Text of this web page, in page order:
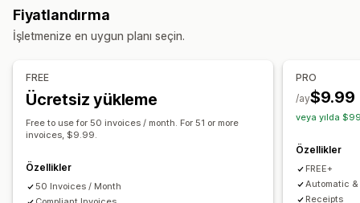
Özelleştirme
Gönderen e-postası
Barkodlar
Logolar
Çoklu para birimi
Dosya yönetimi
Toplu indirme
E-posta otomasyonu
PDF oluşturma
Veri güvenliği
Ardışık numaralandırma
Vergi hesaplama
Raporlama ve dosyalama
Eyaletler arası vergi beyanı SST beyanı
Yerel vergi beyannameleri
Fiyatlandırma
İşletmenize en uygun planı seçin.
FREE
Ücretsiz yükleme
Free to use for 50 invoices / month. For 51 or more
invoices, $9.99.
Özellikler
50 Invoices / Month
PRO
$9.99
/ay
veya yılda
Özellikler
FREE+
Automatic
Receipts